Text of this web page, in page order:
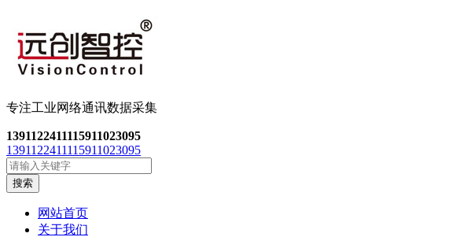
专注工业网络通讯数据采集
1391122411115911023095
1391122411115911023095
搜索
网站首页
关于我们